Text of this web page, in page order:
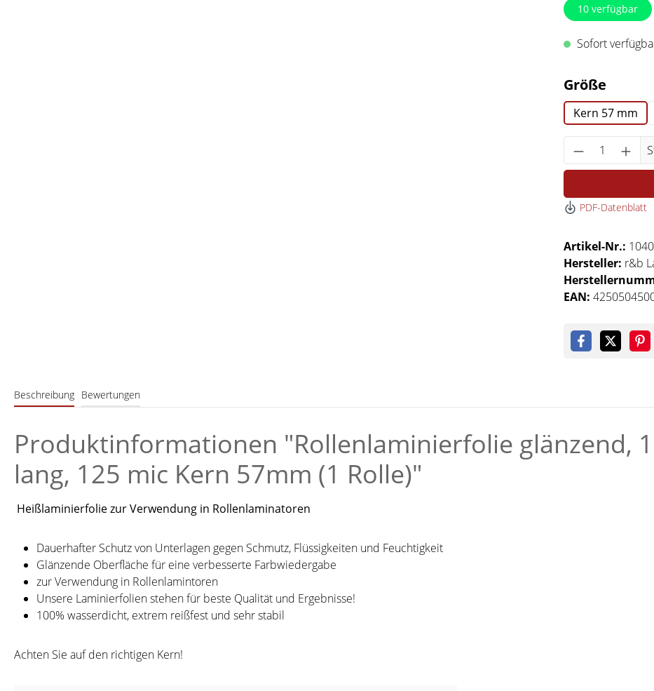
10 verfügbar
Sofort
Größe
Kern 57 mm
Produkt
PDF-Datenblatt
Artikel-Nr.:
Hersteller: r&b
EAN:
Beschreibung Bewertungen
Produktinformationen "Rollenlaminierfolie glänzend,
lang, 125 mic Kern 57mm (1 Rolle)"
Heißlaminierfolie zur Verwendung in Rollenlaminatoren
Dauerhafter Schutz von Unterlagen gegen Schmutz, Flüssigkeiten und Feuchtigkeit
Glänzende Oberfläche für eine verbesserte Farbwiedergabe
zur Verwendung in Rollenlamintoren
Unsere Laminierfolien stehen für beste Qualität und Ergebnisse!
100% wasserdicht, extrem reißfest und sehr stabil
Achten Sie auf den richtigen Kern!